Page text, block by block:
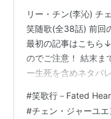
リー・チン(李沁) チ
笑随歌(全38話) 前回
最初の記事はこちら
のでご注意！ 結末ま
ー生死を含めネタバ
されても、どうして
へ随歌が現れて未然
#笑歌行－Fated
#チェン・ジャーユエ